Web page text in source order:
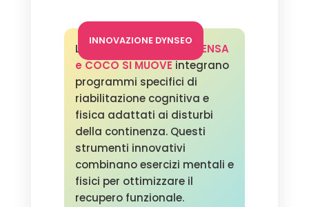
INNOVAZIONE DYNSEO
Le applicazioni
COCO PENSA
e COCO SI MUOVE integrano
programmi specifici di
riabilitazione cognitiva e
fisica adattati ai disturbi
della continenza. Questi
strumenti innovativi
combinano esercizi mentali e
fisici per ottimizzare il
recupero funzionale.